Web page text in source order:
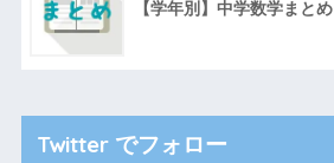
【学年別】中学数学まとめ
Twitter でフォロー